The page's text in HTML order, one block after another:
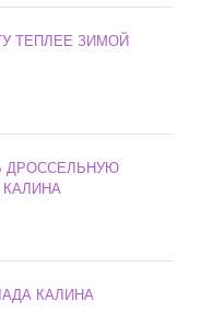
ТЕПЛЕЕ ЗИМОЙ
ДРОССЕЛЬНУЮ
КАЛИНА